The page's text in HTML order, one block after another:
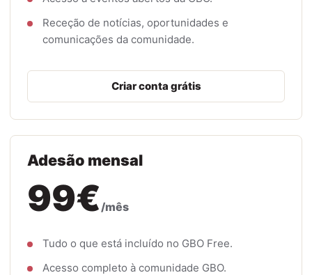
Receção de notícias, oportunidades e
comunicações da comunidade.
Criar conta grátis
Adesão mensal
99€ /mês
Tudo o que está incluído no GBO Free.
Acesso completo à comunidade GBO.